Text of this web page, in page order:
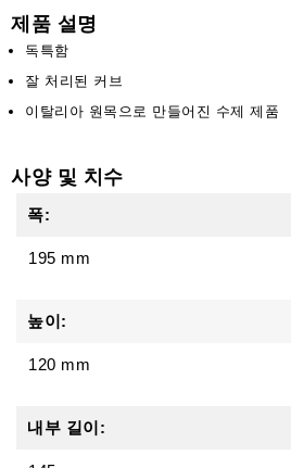
제품 설명
독특함
잘 처리된 커브
이탈리아 원목으로 만들어진 수제 제품
사양 및 치수
폭:
195 mm
높이:
120 mm
내부 길이: